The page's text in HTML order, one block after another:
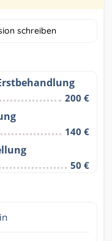
schreiben
200 €
140 €
50 €